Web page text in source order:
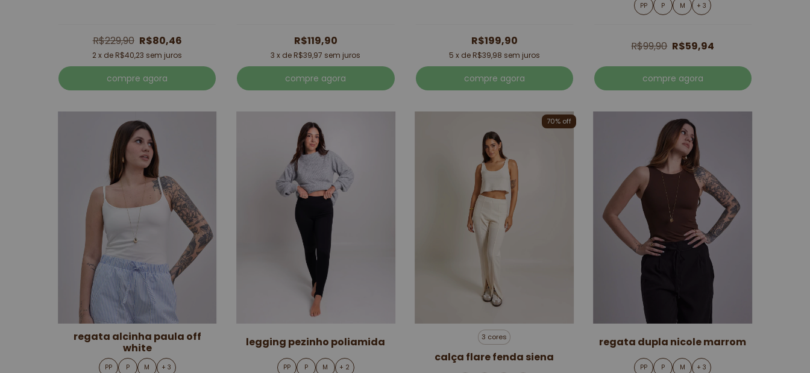
R$229,90 R$80,46
2x de R$40,23 sem juros
compre agora
R$119,90
3 x de R$39,97 sem juros
compre agora
R$199,90
5 x de R$39,98 sem juros
compre agora
PP P M + 3
R$99,90 R$59,94
compre agora
regata alcinha paula off
white
PP P M + 3
legging pezinho poliamida
PP P M + 2
70% off
3 cores
calça flare fenda siena
regata dupla nicole marrom
PP P M + 3